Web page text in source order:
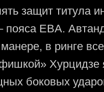
защит титула
EBA.
в ринге
Хурцидзе
боковых